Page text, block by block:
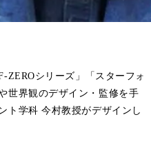
ZEROシリーズ」「スターフォ
世界観のデザイン・監修を手
ト学科 今村教授がデザインし